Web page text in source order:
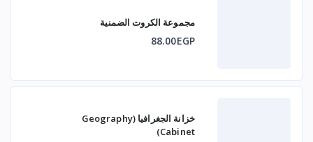
مجموعة الكروت الضمنية
88.00EGP
خزانة الجغرافيا (Geography
Cabinet)